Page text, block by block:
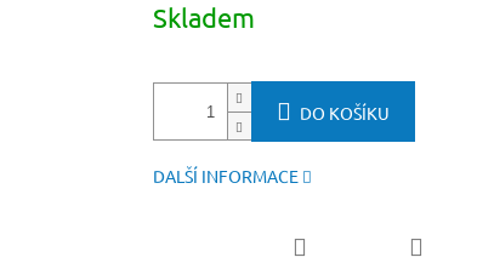
cena:
Skladem
DO KOŠÍKU
DALŠÍ INFORMACE